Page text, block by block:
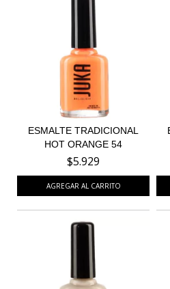
ESMALTE TRADICIONAL
HOT ORANGE 54
$5.929